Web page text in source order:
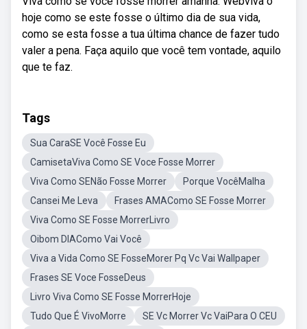
hoje como se este fosse o último dia de sua vida,
como se esta fosse a tua última chance de fazer tudo
valer a pena. Faça aquilo que você tem vontade, aquilo
que te faz.
Tags
Sua CaraSE Você Fosse Eu
CamisetaViva Como SE Voce Fosse Morrer
Viva Como SENão Fosse Morrer
Porque VocêMalha
Cansei Me Leva
Frases AMAComo SE Fosse Morrer
Viva Como SE Fosse MorrerLivro
Oibom DIAComo Vai Você
Viva a Vida Como SE FosseMorer Pq Vc Vai Wallpaper
Frases SE Voce FosseDeus
Livro Viva Como SE Fosse MorrerHoje
Tudo Que É VivoMorre
SE Vc Morrer Vc VaiPara O CEU